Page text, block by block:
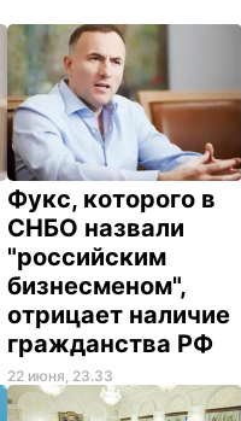
Фукс, которого в
СНБО назвали
"российским
бизнесменом",
отрицает наличие
гражданства РФ
22 июня, 23.33